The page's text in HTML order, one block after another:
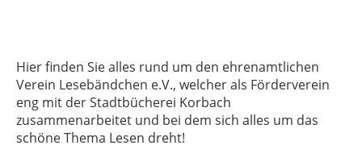
Hier finden Sie alles rund um den ehrenamtlichen
Verein Lesebändchen e.V., welcher als Förderverein
eng mit der Stadtbücherei Korbach
zusammenarbeitet und bei dem sich alles um das
schöne Thema Lesen dreht!